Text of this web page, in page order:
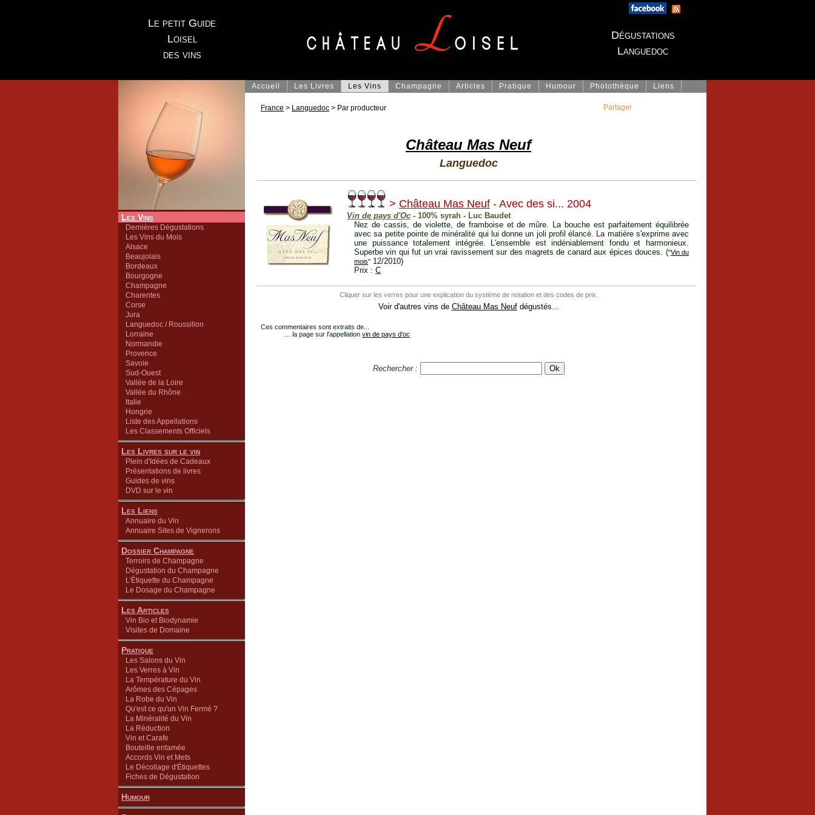
Le petit Guide
Loisel
des vins
Dégustations
Languedoc
Les Vins
Dernières Dégustations
Les Vins du Mois
Alsace
Beaujolais
Bordeaux
Bourgogne
Champagne
Charentes
Corse
Jura
Languedoc / Roussillon
Lorraine
Normandie
Provence
Savoie
Sud-Ouest
Vallée de la Loire
Vallée du Rhône
Italie
Hongrie
Liste des Appellations
Les Classements Officiels
Les Livres sur le vin
Plein d'Idées de Cadeaux
Présentations de livres
Guides de vins
DVD sur le vin
Les Liens
Annuaire du Vin
Annuaire Sites de Vignerons
Dossier Champagne
Terroirs de Champagne
Dégustation du Champagne
L'Étiquette du Champagne
Le Dosage du Champagne
Les Articles
Vin Bio et Biodynamie
Visites de Domaine
Pratique
Les Salons du Vin
Les Verres à Vin
La Température du Vin
Arômes des Cépages
La Robe du Vin
Qu'est ce qu'un Vin Fermé ?
La Minéralité du Vin
La Réduction
Vin et Carafe
Bouteille entamée
Accords Vin et Mets
Le Décollage d'Étiquettes
Fiches de Dégustation
Humour
Accueil Les Livres Les Vins Champagne Articles Pratique Humour Photothèque Liens
France > Languedoc > Par producteur
Château Mas Neuf
Languedoc
> Château Mas Neuf - Avec des si... 2004
Vin de pays d'Oc - 100% syrah - Luc Baudet
Nez de cassis, de violette, de framboise et de mûre. La bouche est parfaitement équilibrée
avec sa petite pointe de minéralité qui lui donne un joli profil élancé. La matière s'exprime avec
une puissance totalement intégrée. L'ensemble est indéniablement fondu et harmonieux.
Superbe vin qui fut un vrai ravissement sur des magrets de canard aux épices douces. ("Vin du
mois" 12/2010)
Prix : C
Cliquer sur les verres pour une explication du système de notation et des codes de prix.
Voir d'autres vins de Château Mas Neufdégustés...
Ces commentaires sont extraits de...
... la page sur l'appellation vin de pays d'oc
Rechercher :
Partager